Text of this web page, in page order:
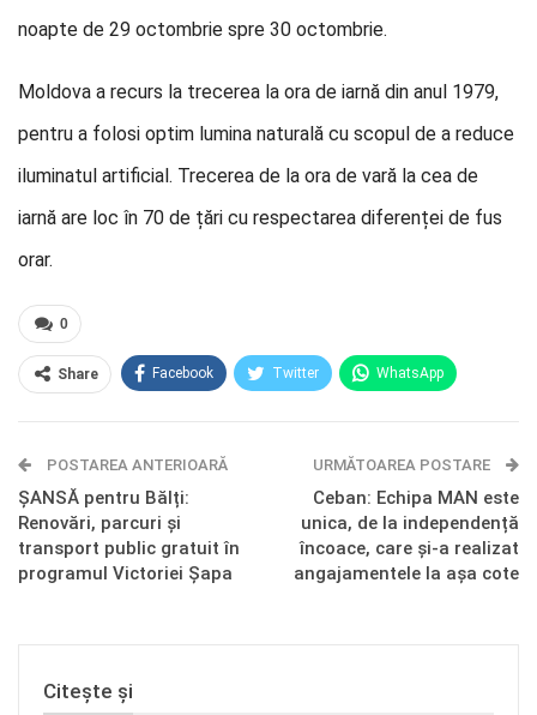
noapte de 29 octombrie spre 30 octombrie.
Moldova a recurs la trecerea la ora de iarnă din anul 1979,
pentru a folosi optim lumina naturală cu scopul de a reduce
iluminatul artificial. Trecerea de la ora de vară la cea de
iarnă are loc în 70 de țări cu respectarea diferenței de fus
orar.
0
Share Facebook Twitter WhatsApp
Telegram OK.ru
POSTAREA ANTERIOARĂ
ȘANSĂ pentru Bălți:
Renovări, parcuri și
transport public gratuit în
programul Victoriei Șapa
URMĂTOAREA POSTARE
Ceban: Echipa MAN este
unica, de la independență
încoace, care și-a realizat
angajamentele la așa cote
Citește și